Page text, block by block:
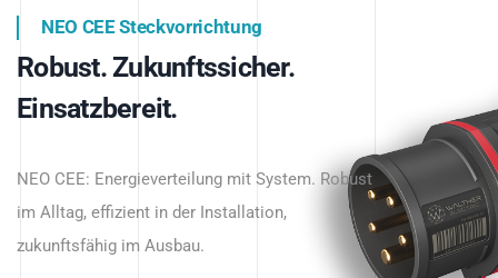
Intelligente Stromverteilung
beginnt hier.
NEO CEE Steckvorrichtung
Robust. Zukunftssicher.
Einsatzbereit.
NEO CEE: Energieverteilung mit System. Robust
im Alltag, effizient in der Installation,
zukunftsfähig im Ausbau.
Intelligenz trifft Energie.
Anwendungen – robust, IP-geschützt und
zukunftsfähig.